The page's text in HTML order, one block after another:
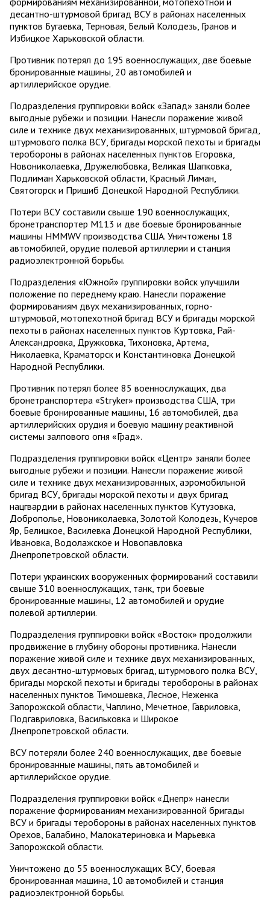
десантно-штурмовой бригад ВСУ в районах населенных
пунктов Бугаевка, Терновая, Белый Колодезь, Гранов и
Избицкое Харьковской области.
Противник потерял до 195 военнослужащих, две боевые
бронированные машины, 20 автомобилей и
артиллерийское орудие.
Подразделения группировки войск «Запад» заняли более
выгодные рубежи и позиции. Нанесли поражение живой
силе и технике двух механизированных, штурмовой бригад,
штурмового полка ВСУ, бригады морской пехоты и бригады
теробороны в районах населенных пунктов Егоровка,
Новониколаевка, Дружелюбовка, Великая Шапковка,
Подлиман Харьковской области, Красный Лиман,
Святогорск и Пришиб Донецкой Народной Республики.
Потери ВСУ составили свыше 190 военнослужащих,
бронетранспортер М113 и две боевые бронированные
машины HMMWV производства США. Уничтожены 18
автомобилей, орудие полевой артиллерии и станция
радиоэлектронной борьбы.
Подразделения «Южной» группировки войск улучшили
положение по переднему краю. Нанесли поражение
формированиям двух механизированных, горно-
штурмовой, мотопехотной бригад ВСУ и бригады морской
пехоты в районах населенных пунктов Куртовка, Рай-
Александровка, Дружковка, Тихоновка, Артема,
Николаевка, Краматорск и Константиновка Донецкой
Народной Республики.
Противник потерял более 85 военнослужащих, два
бронетранспортера «Stryker» производства США, три
боевые бронированные машины, 16 автомобилей, два
артиллерийских орудия и боевую машину реактивной
системы залпового огня «Град».
Подразделения группировки войск «Центр» заняли более
выгодные рубежи и позиции. Нанесли поражение живой
силе и технике двух механизированных, аэромобильной
бригад ВСУ, бригады морской пехоты и двух бригад
нацгвардии в районах населенных пунктов Кутузовка,
Доброполье, Новониколаевка, Золотой Колодезь, Кучеров
Яр, Белицкое, Василевка Донецкой Народной Республики,
Ивановка, Водолажское и Новопавловка
Днепропетровской области.
Потери украинских вооруженных формирований составили
свыше 310 военнослужащих, танк, три боевые
бронированные машины, 12 автомобилей и орудие
полевой артиллерии.
Подразделения группировки войск «Восток» продолжили
продвижение в глубину обороны противника. Нанесли
поражение живой силе и технике двух механизированных,
двух десантно-штурмовых бригад, штурмового полка ВСУ,
бригады морской пехоты и бригады теробороны в районах
населенных пунктов Тимошевка, Лесное, Неженка
Запорожской области, Чаплино, Мечетное, Гавриловка,
Подгавриловка, Васильковка и Широкое
Днепропетровской области.
ВСУ потеряли более 240 военнослужащих, две боевые
бронированные машины, пять автомобилей и
артиллерийское орудие.
Подразделения группировки войск «Днепр» нанесли
поражение формированиям механизированной бригады
ВСУ и бригады теробороны в районах населенных пунктов
Орехов, Балабино, Малокатериновка и Марьевка
Запорожской области.
Уничтожено до 55 военнослужащих ВСУ, боевая
бронированная машина, 10 автомобилей и станция
радиоэлектронной борьбы.